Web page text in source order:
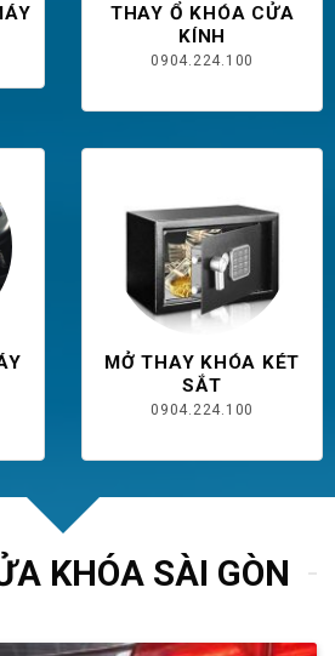
THAY Ổ KHÓA CỬA
KÍNH
0904.224.100
MỞ THAY KHÓA KÉT
SẮT
0904.224.100
KHÓA SÀI GÒN